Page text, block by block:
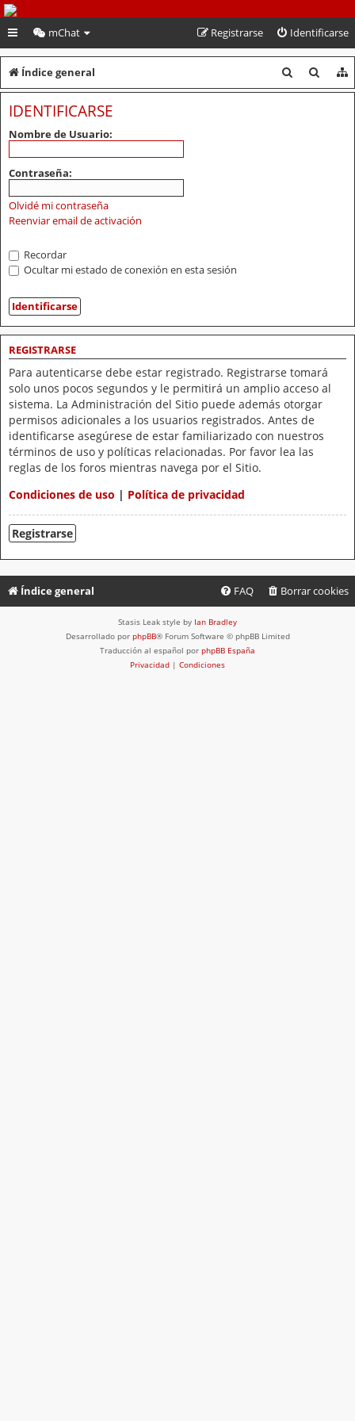
PeruVoley.com
mChat Identificarse
Registrarse
Índice general
u
u
IDENTIFICARSE
Nombre de Usuario:
Contraseña:
Olvidé mi contraseña
Reenviar email de activación
Recordar
Ocultar mi estado de conexión en esta sesión
REGISTRARSE
Para autenticarse debe estar registrado. Registrarse tomará
solo unos pocos segundos y le permitirá un amplio acceso al
sistema. La Administración del Sitio puede además otorgar
permisos adicionales a los usuarios registrados. Antes de
identificarse asegúrese de estar familiarizado con nuestros
términos de uso y políticas relacionadas. Por favor lea las
reglas de los foros mientras navega por el Sitio.
Condiciones de uso | Política de privacidad
Registrarse
Índice general Borrar cookies
FAQ
Stasis Leak style by Ian Bradley
Desarrollado por phpBB® Forum Software © phpBB Limited
Traducción al español por phpBB España
Privacidad | Condiciones